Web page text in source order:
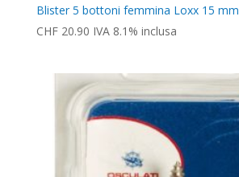
Blister 5 bottoni femmina Loxx 15 mm
CHF20.90 IVA 8.1% inclusa